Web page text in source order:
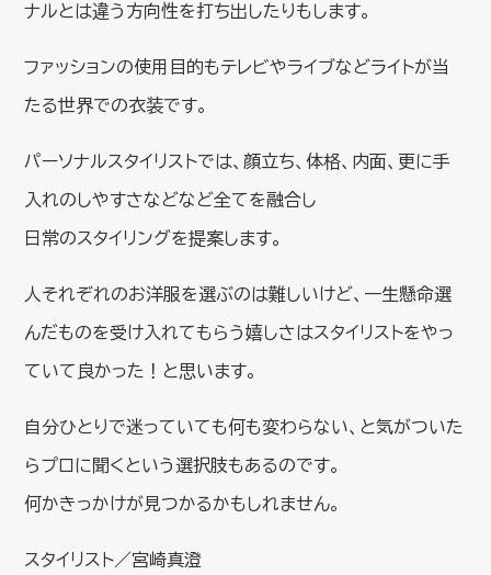
ナルとは違う方向性を打ち出したりもします。
ファッションの使用目的もテレビやライブなどライトが当
たる世界での衣装です。
パーソナルスタイリストでは、顔立ち、体格、内面、更に手
入れのしやすさなどなど全てを融合し
日常のスタイリングを提案します。
人それぞれのお洋服を選ぶのは難しいけど、一生懸命選
んだものを受け入れてもらう嬉しさはスタイリストをやっ
ていて良かった！と思います。
自分ひとりで迷っていても何も変わらない、と気がついた
らプロに聞くという選択肢もあるのです。
何かきっかけが見つかるかもしれません。
スタイリスト／宮崎真澄